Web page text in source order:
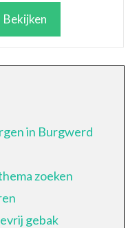
Bekijken
in Burgwerd
zoeken
gebak